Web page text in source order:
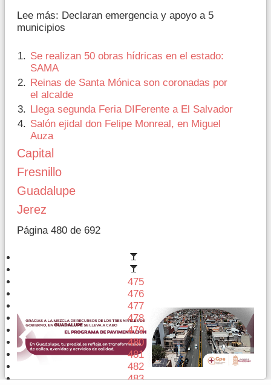
Lee más: Declaran emergencia y apoyo a 5
municipios
Se realizan 50 obras hídricas en el estado:
SAMA
Reinas de Santa Mónica son coronadas por
el alcalde
Llega segunda Feria DIFerente a El Salvador
Salón ejidal don Felipe Monreal, en Miguel
Auza
Capital
Fresnillo
Guadalupe
Jerez
Página 480 de 692
475
476
477
478
479
480
481
482
483